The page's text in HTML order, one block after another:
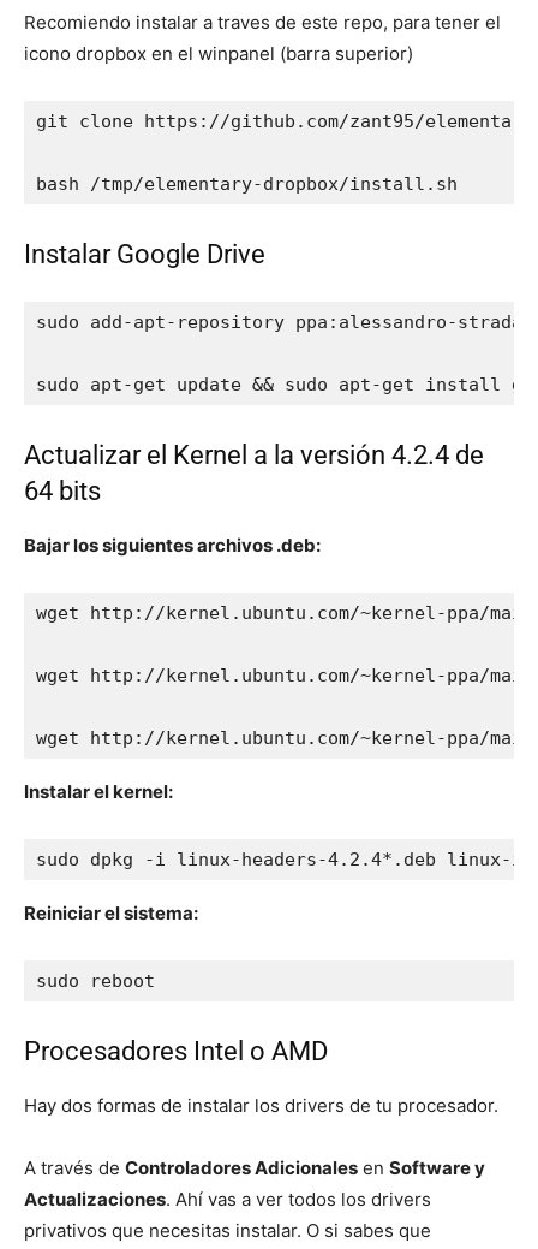
Recomiendo instalar a traves de este repo, para tener el
icono dropbox en el winpanel (barra superior)
git clone https://github.com/zant95/elementary-
bash /tmp/elementary-dropbox/install.sh
Instalar Google Drive
sudo add-apt-repository ppa:alessandro-strada/
sudo apt-get update && sudo apt-get install
Actualizar el Kernel a la versión 4.2.4 de
64 bits
Bajar los siguientes archivos .deb:
wget http://kernel.ubuntu.com/~kernel-ppa/
wget http://kernel.ubuntu.com/~kernel-ppa/
wget http://kernel.ubuntu.com/~kernel-ppa/
Instalar el kernel:
sudo dpkg -i linux-headers-4.2.4*.deb linux-
Reiniciar el sistema:
sudo reboot
Procesadores Intel o AMD
Hay dos formas de instalar los drivers de tu procesador.
A través de Controladores Adicionales en Software y
Actualizaciones. Ahí vas a ver todos los drivers
privativos que necesitas instalar. O si sabes que